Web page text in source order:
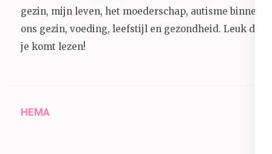
gezin, mijn leven, het moederschap, autisme binnen
ons gezin, voeding, leefstijl en gezondheid. Leuk dat
je komt lezen!
HEMA